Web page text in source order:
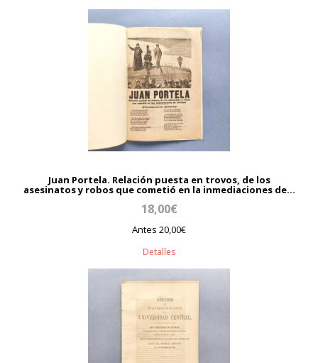
Juan Portela. Relación puesta en trovos, de los
asesinatos y robos que cometió en la inmediaciones de...
18,00€
Antes 20,00€
Detalles